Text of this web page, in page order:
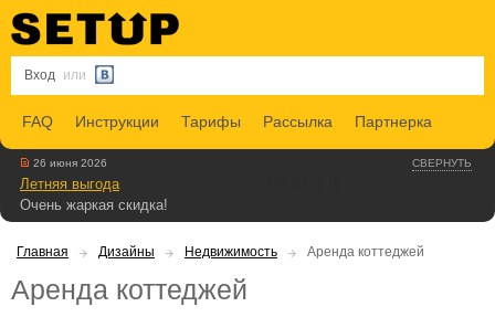
Вход или
FAQ Инструкции Тарифы Рассылка Партнерка
СВЕРНУТЬ
26 июня 2026
Летняя выгода
Очень жаркая скидка!
Главная Дизайны Недвижимость Аренда коттеджей
Аренда коттеджей